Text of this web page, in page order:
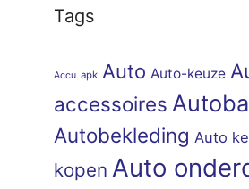
Tags
Accu apk Auto Auto-keuze
accessoires
Autobekleding Auto
kopen Auto